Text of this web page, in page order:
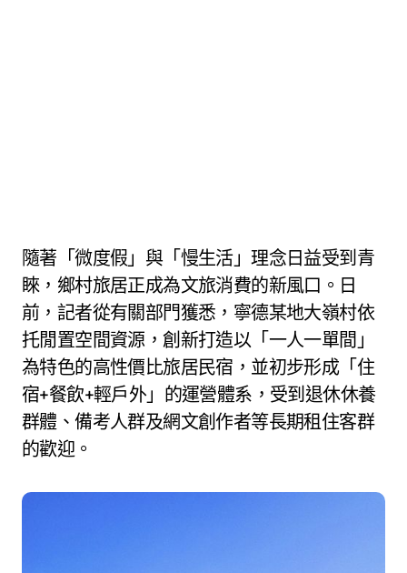
隨著「微度假」與「慢生活」理念日益受到青
睞，鄉村旅居正成為文旅消費的新風口。日
前，記者從有關部門獲悉，寧德某地大嶺村依
托閒置空間資源，創新打造以「一人一單間」
為特色的高性價比旅居民宿，並初步形成「住
宿+餐飲+輕戶外」的運營體系，受到退休休養
群體、備考人群及網文創作者等長期租住客群
的歡迎。